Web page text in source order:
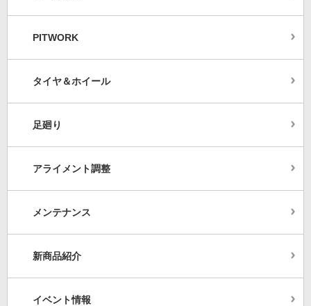
PITWORK
タイヤ＆ホイール
足廻り
アライメント調整
メンテナンス
新商品紹介
イベント情報